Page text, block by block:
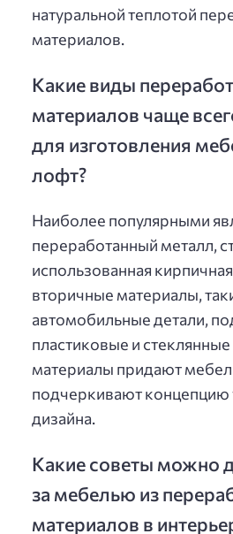
натуральной теплотой
материалов.
Какие виды
материалов чаще
для изготовления
лофт?
Наиболее популярными
переработанный металл,
использованная
вторичные материалы,
автомобильные детали,
пластиковые и
материалы придают
подчеркивают концепцию
дизайна.
Какие советы можно
за мебелью из
материалов в